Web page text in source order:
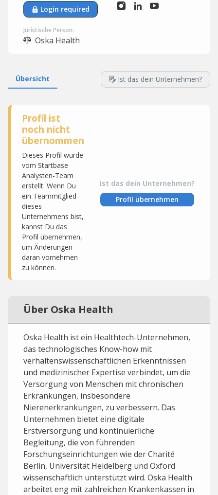
Login required
Juristische Person:
Oska Health
Übersicht Ist das dein Unternehmen?
Profil ist
noch nicht
übernommen
Dieses Profil wurde
vom Startbase
Analysten-Team
erstellt. Wenn Du
ein Teammitglied
dieses
Unternehmens bist,
kannst Du das
Profil übernehmen,
um Änderungen
daran vornehmen
zu können.
Ist das dein Unternehmen?
Profil übernehmen
Über Oska Health
Oska Health ist ein Healthtech-Unternehmen,
das technologisches Know-how mit
verhaltenswissenschaftlichen Erkenntnissen
und medizinischer Expertise verbindet, um die
Versorgung von Menschen mit chronischen
Erkrankungen, insbesondere
Nierenerkrankungen, zu verbessern. Das
Unternehmen bietet eine digitale
Erstversorgung und kontinuierliche
Begleitung, die von führenden
Forschungseinrichtungen wie der Charité
Berlin, Universität Heidelberg und Oxford
wissenschaftlich unterstützt wird. Oska Health
arbeitet eng mit zahlreichen Krankenkassen in